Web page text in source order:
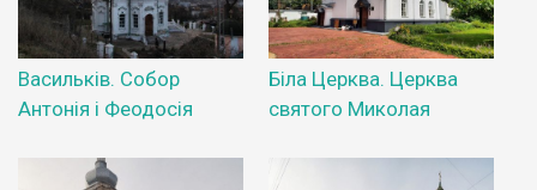
Васильків. Собор
Антонія і Феодосія
Біла Церква. Церква
святого Миколая